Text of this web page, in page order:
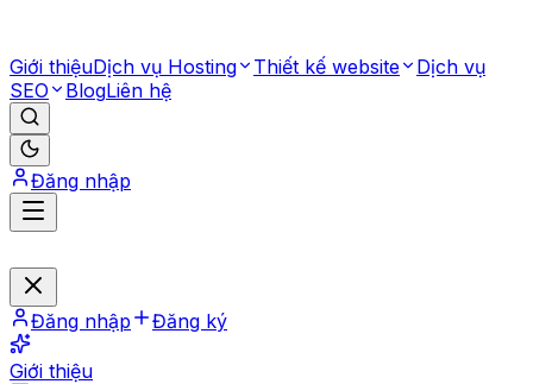
Giới thiệuDịch vụ Hosting Thiết kế website
Dịch vụ
SEO
BlogLiên hệ
Đăng nhập
Đăng nhập Đăng ký
Giới thiệu